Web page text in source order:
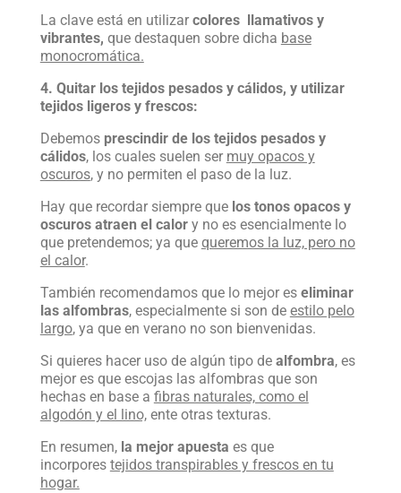
La clave está en utilizar colores llamativos y
vibrantes, que destaquen sobre dicha base
monocromática.
4. Quitar los tejidos pesados y cálidos, y utilizar
tejidos ligeros y frescos:
Debemos prescindir de los tejidos pesados y
cálidos, los cuales suelen ser muy opacos y
oscuros, y no permiten el paso de la luz.
Hay que recordar siempre que los tonos opacos y
oscuros atraen el calor y no es esencialmente lo
que pretendemos; ya que queremos la luz, pero no
el calor.
También recomendamos que lo mejor es eliminar
las alfombras, especialmente si son de estilo pelo
largo, ya que en verano no son bienvenidas.
Si quieres hacer uso de algún tipo de alfombra, es
mejor es que escojas las alfombras que son
hechas en base a fibras naturales, como el
algodón y el lino,ente otras texturas.
En resumen,la mejor apuesta es que
incorpores tejidos transpirables y frescos en tu
hogar.